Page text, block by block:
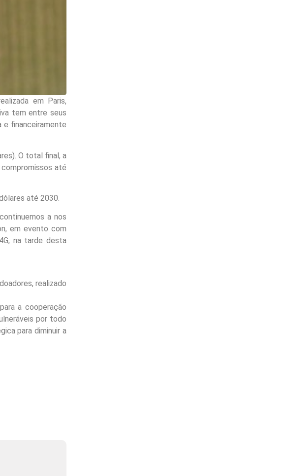
em Paris,
tem entre seus
e financeiramente
O total final, a
até
até 2030.
a nos
em evento com
na tarde desta
realizado
a cooperação
por todo
para diminuir a